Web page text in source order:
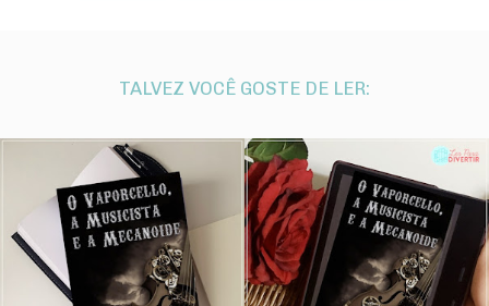
TALVEZ VOCÊ GOSTE DE LER: